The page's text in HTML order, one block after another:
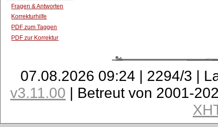
Fragen & Antworten
Korrekturhilfe
PDF zum Taggen
PDF zur Korrektur
07.08.2026 09:24 | 2294/3 |
v3.11.00 | Betreut von 2001-